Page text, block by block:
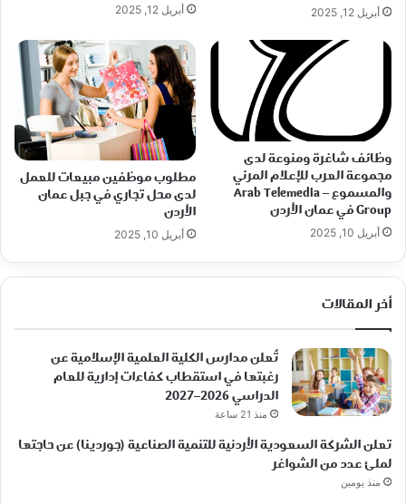
أبريل 12, 2025 أبريل 12, 2025
وظائف شاغرة ومنوعة لدى
مجموعة العرب للإعلام المرئي
والمسموع – Arab Telemedia
Group في عمان الأردن
أبريل 10, 2025
مطلوب موظفين مبيعات للعمل
لدى محل تجاري في جبل عمان
الأردن
أبريل 10, 2025
أخر المقالات
تُعلن مدارس الكلية العلمية الإسلامية عن
رغبتها في استقطاب كفاءات إدارية للعام
الدراسي 2026–2027
منذ 21 ساعة
تعلن الشركة السعودية الأردنية للتنمية الصناعية (جوردينا) عن حاجتها
لملئ عدد من الشواغر
منذ يومين